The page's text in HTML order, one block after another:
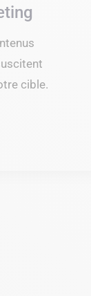
cible.